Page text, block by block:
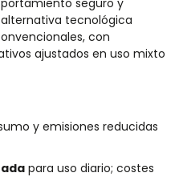
seguro y
tecnológica
con
ajustados en uso mixto
y emisiones reducidas
para uso diario; costes